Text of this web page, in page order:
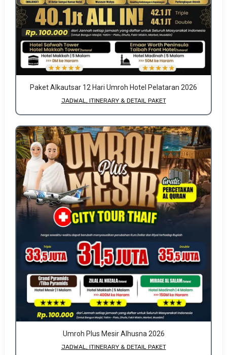
Paket Alkautsar 12 Hari Umroh Hotel Pelataran 2026
JADWAL, ITINERARY & DETAIL PAKET
Umroh Plus Mesir Alhusna 2026
JADWAL, ITINERARY & DETAIL PAKET